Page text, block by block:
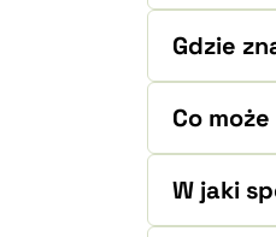
Gdzie
Co
W jaki